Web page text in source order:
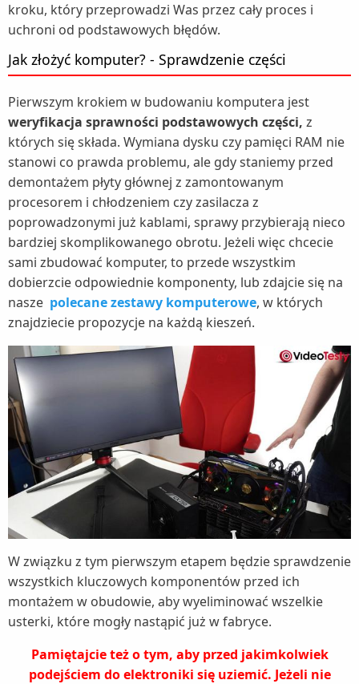
kroku, który przeprowadzi Was przez cały proces i
uchroni od podstawowych błędów.
Jak złożyć komputer? - Sprawdzenie części
Pierwszym krokiem w budowaniu komputera jest
weryfikacja sprawności podstawowych części, z
których się składa. Wymiana dysku czy pamięci RAM nie
stanowi co prawda problemu, ale gdy staniemy przed
demontażem płyty głównej z zamontowanym
procesorem i chłodzeniem czy zasilacza z
poprowadzonymi już kablami, sprawy przybierają nieco
bardziej skomplikowanego obrotu. Jeżeli więc chcecie
sami zbudować komputer, to przede wszystkim
dobierzcie odpowiednie komponenty, lub zdajcie się na
nasze polecane zestawy komputerowe, w których
znajdziecie propozycje na każdą kieszeń.
W związku z tym pierwszym etapem będzie sprawdzenie
wszystkich kluczowych komponentów przed ich
montażem w obudowie, aby wyeliminować wszelkie
usterki, które mogły nastąpić już w fabryce.
Pamiętajcie też o tym, aby przed jakimkolwiek
podejściem do elektroniki się uziemić. Jeżeli nie